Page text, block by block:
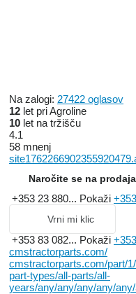
Na zalogi: 27422 oglasov
12 let pri Agroline
10 let na tržišču
4.1
58 mnenj
Naročite se na
+353 23 880... Pokaži
Vrni mi klic
+353 83 082... Pokaži
cmstractorparts.com/
cmstractorparts.com/part/
part-types/all-parts/all-
years/any/any/any/any/